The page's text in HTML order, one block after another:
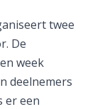
twee
De
week
deelnemers
er een